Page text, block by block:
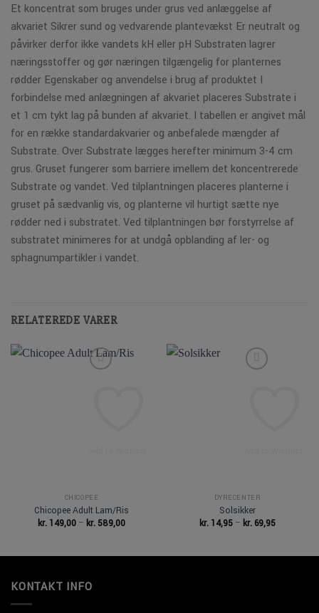
Et koncentrat som bruges under grus ved anlæggelse af
akvariet Sikrer sund og vedvarende plantevækst Er neutralt og
påvirker derfor ikke vandets kH eller pH Substraten lagrer
næringsstoffer og gør næringen tilgængelig for planternes
rødder Egenskaber og anvendelse i brug af produktet I
forbindelse med anlægningen af akvariet placeres Substrate i
et 1 cm tykt lag på bunden af akvariet. I tabellen er angivet mål
for en række standardakvarier og anbefalede mængder af
Substrate. Over Substrate lægges herefter minimum 3-4 cm
grus. Gruset fungerer som barriere imellem det koncentrerede
Substrate og vandet. Ved tilplantningen placeres planterne i
gruset på sædvanlig vis, og planterne vil hurtigt sætte nye
rødder ned i substratet. Ved tilplantningen bør forstyrrelse af
substratet minimeres for at undgå opblanding af ler- og
sphagnumpartikler i vandet.
RELATEREDE VARER
CHICOPEE
Chicopee Adult Lam/Ris
kr. 149,00 – kr. 589,00Prisinterval:
DYRECENTER
Solsikker
kr. 14,95 – kr. 69,95
KONTAKT INFO